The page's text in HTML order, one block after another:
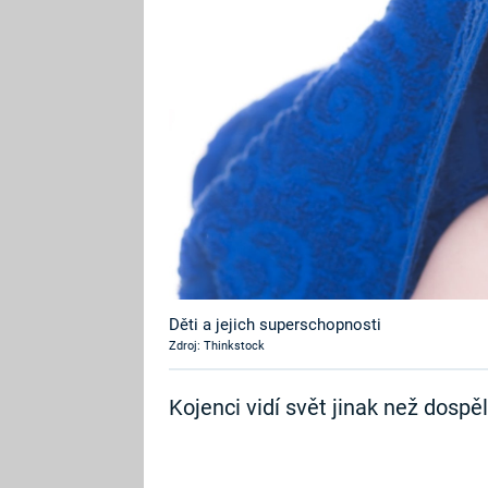
Děti a jejich superschopnosti
Zdroj: Thinkstock
Kojenci vidí svět jinak než